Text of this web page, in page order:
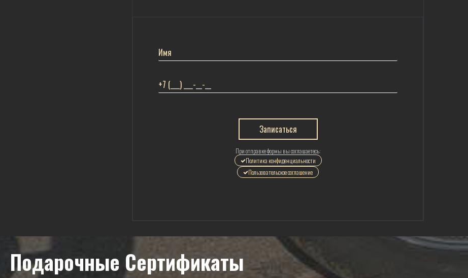
Записаться
При отправке формы вы соглашаетесь:
Политика конфиденциальности
Пользовательское соглашение
Подарочные Сертификаты